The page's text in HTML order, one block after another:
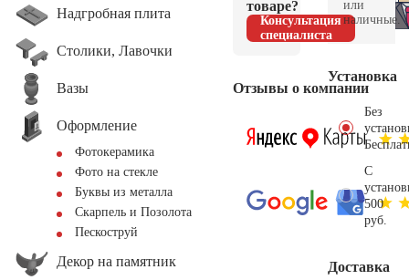
Надгробная плита
Столики, Лавочки
Вазы
Оформление
Фотокерамика
Фото на стекле
Буквы из металла
Скарпель и Позолота
Пескоструй
Декор на памятник
товаре?
Консультация
специалиста
Отзывы о компании
или
наличные.
Установка
Без
С
500
руб.
Доставка